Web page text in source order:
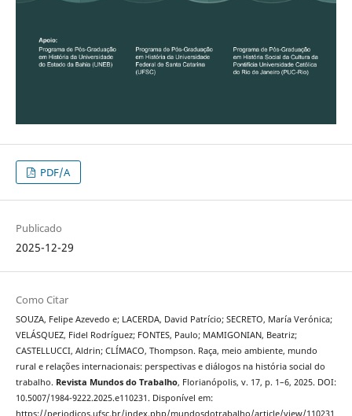
PDF/A
Publicado
2025-12-29
Como Citar
SOUZA, Felipe Azevedo e; LACERDA, David Patrício; SECRETO, María Verónica;
VELÁSQUEZ, Fidel Rodríguez; FONTES, Paulo; MAMIGONIAN, Beatriz;
CASTELLUCCI, Aldrin; CLÍMACO, Thompson. Raça, meio ambiente, mundo
rural e relações internacionais: perspectivas e diálogos na história social do
trabalho. Revista Mundos do Trabalho, Florianópolis, v. 17, p. 1–6, 2025. DOI:
10.5007/1984-9222.2025.e110231. Disponível em:
https://periodicos.ufsc.br/index.php/mundosdotrabalho/article/view/110231